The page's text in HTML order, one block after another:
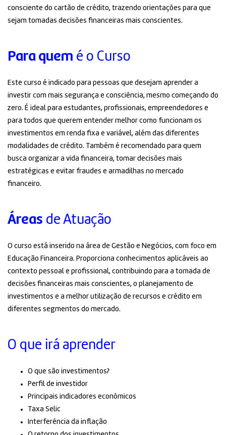
consciente do cartão de crédito, trazendo orientações para que
sejam tomadas decisões financeiras mais conscientes.
Para quem é o Curso
Este curso é indicado para pessoas que desejam aprender a
investir com mais segurança e consciência, mesmo começando do
zero. É ideal para estudantes, profissionais, empreendedores e
para todos que querem entender melhor como funcionam os
investimentos em renda fixa e variável, além das diferentes
modalidades de crédito. Também é recomendado para quem
busca organizar a vida financeira, tomar decisões mais
estratégicas e evitar fraudes e armadilhas no mercado
financeiro.
Áreas de Atuação
O curso está inserido na área de Gestão e Negócios, com foco em
Educação Financeira. Proporciona conhecimentos aplicáveis ao
contexto pessoal e profissional, contribuindo para a tomada de
decisões financeiras mais conscientes, o planejamento de
investimentos e a melhor utilização de recursos e crédito em
diferentes segmentos do mercado.
O que irá aprender
O que são investimentos?
Perfil de investidor
Principais indicadores econômicos
Taxa Selic
Interferência da inflação